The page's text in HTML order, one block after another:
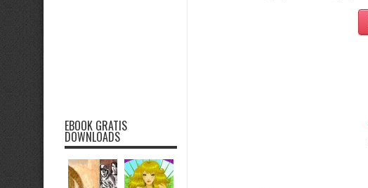
EBOOK GRATIS
DOWNLOADS